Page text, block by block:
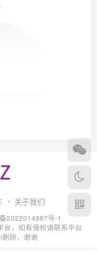
关于我们
2022014887号-1
台，如有侵权请联系平台
除，谢谢